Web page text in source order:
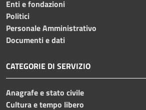
Enti e fondazioni
Politici
Personale Amministrativo
Documenti e dati
CATEGORIE DI SERVIZIO
Anagrafe e stato civile
Cultura e tempo libero